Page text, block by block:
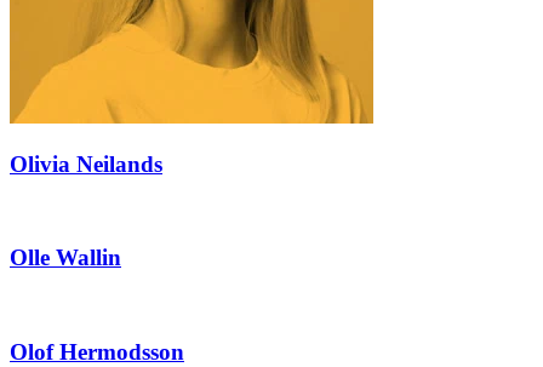
Olivia Neilands
Olle Wallin
Olof Hermodsson